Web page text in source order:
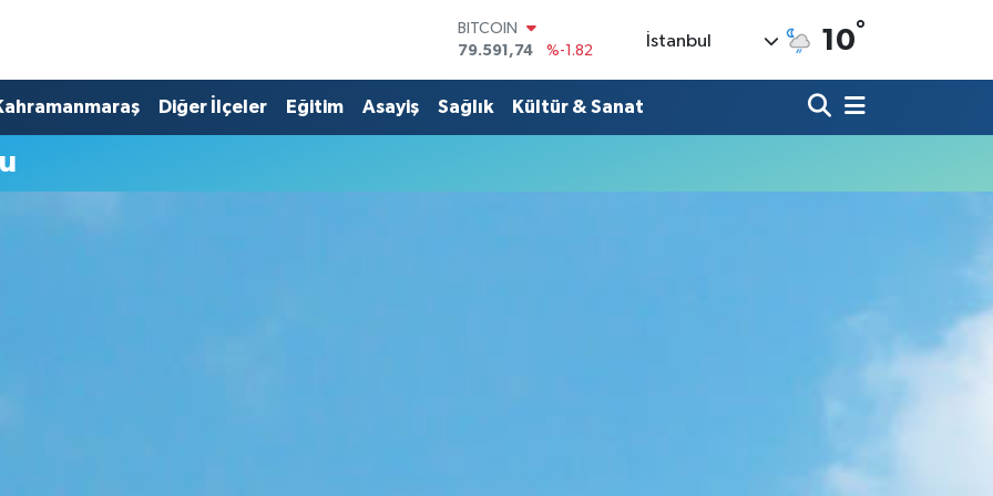
BITCOIN
79.591,74
%-1.82
EURO
53,38690
%0.19
İstanbul 10°
Diğer İlçeler Eğitim Asayiş Sağlık Kültür & Sanat